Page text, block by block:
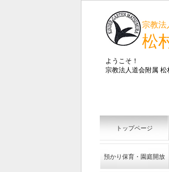
宗教法
松
ようこそ！
宗教法人道会附属
トップページ
預かり保育・園庭開放